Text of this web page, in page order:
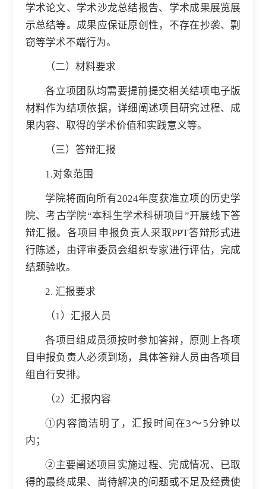
学术论文、学术沙龙总结报告、学术成果展览展
示总结等。成果应保证原创性，不存在抄袭、剽
窃等学术不端行为。
（二）材料要求
各立项团队均需要提前提交相关结项电子版
材料作为结项依据，详细阐述项目研究过程、成
果内容、取得的学术价值和实践意义等。
（三）答辩汇报
1.对象范围
学院将面向所有2024年度获准立项的历史学
院、考古学院“本科生学术科研项目”开展线下答
辩汇报。各项目申报负责人采取PPT答辩形式进
行陈述，由评审委员会组织专家进行评估，完成
结题验收。
2. 汇报要求
（1）汇报人员
各项目组成员须按时参加答辩，原则上各项
目申报负责人必须到场，具体答辩人员由各项目
组自行安排。
（2）汇报内容
①内容简洁明了，汇报时间在3～5分钟以
内；
②主要阐述项目实施过程、完成情况、已取
得的最终成果、尚待解决的问题或不足及经费使